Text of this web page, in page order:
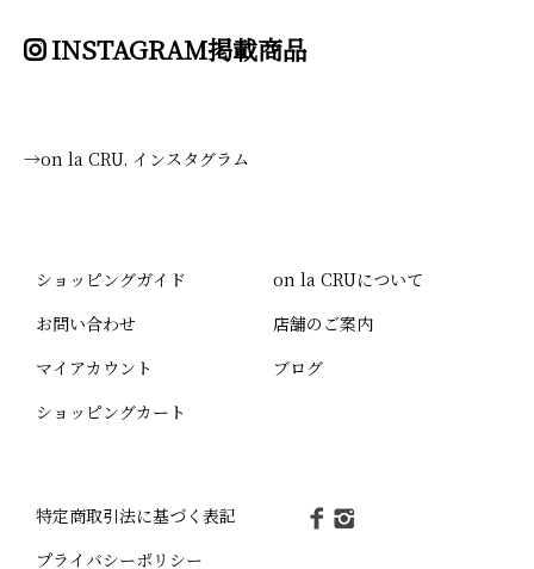
INSTAGRAM掲載商品
→on la CRU. インスタグラム
ショッピングガイド
お問い合わせ
マイアカウント
ショッピングカート
on la CRUについて
店舗のご案内
ブログ
特定商取引法に基づく表記
プライバシーポリシー